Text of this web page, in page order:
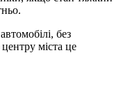
без
міста це